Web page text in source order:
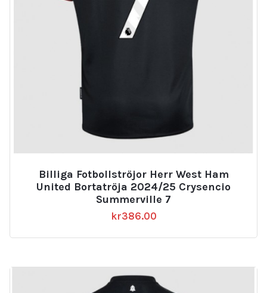
Billiga Fotbollströjor Herr West Ham
United Bortatröja 2024/25 Crysencio
Summerville 7
kr386.00